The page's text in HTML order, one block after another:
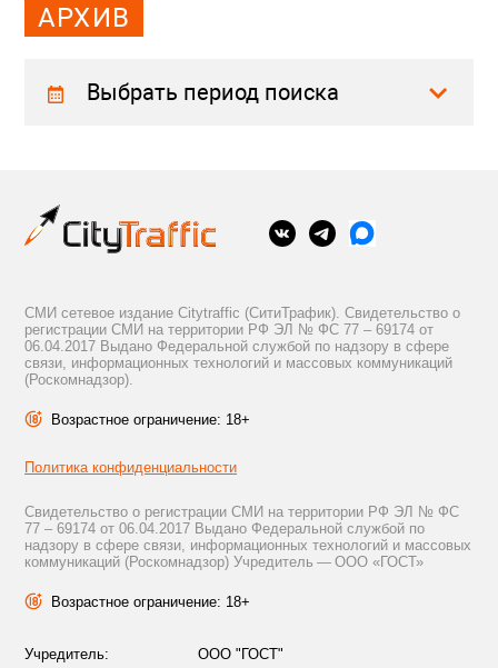
АРХИВ
Выбрать период поиска
СМИ сетевое издание Citytraffic (СитиТрафик). Свидетельство о
регистрации СМИ на территории РФ ЭЛ № ФС 77 – 69174 от
06.04.2017 Выдано Федеральной службой по надзору в сфере
связи, информационных технологий и массовых коммуникаций
(Роскомнадзор).
Возрастное ограничение: 18+
Политика конфиденциальности
Свидетельство о регистрации СМИ на территории РФ ЭЛ № ФС
77 – 69174 от 06.04.2017 Выдано Федеральной службой по
надзору в сфере связи, информационных технологий и массовых
коммуникаций (Роскомнадзор) Учредитель — ООО «ГОСТ»
Возрастное ограничение: 18+
Учредитель: ООО "ГОСТ"